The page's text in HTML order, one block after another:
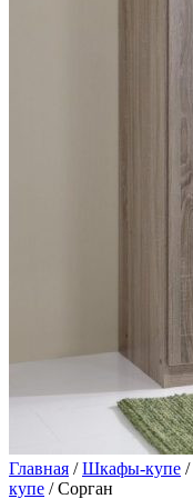
Главная /Шкафы-купе /
купе / Сорган